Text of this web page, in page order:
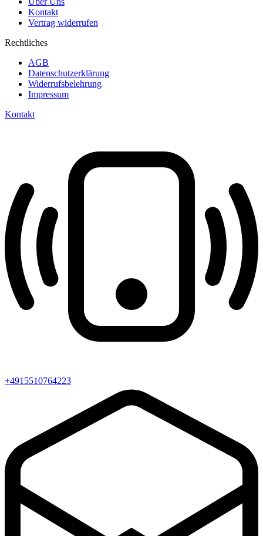
Kontakt
Vertrag widerrufen
Rechtliches
AGB
Datenschutzerklärung
Widerrufsbelehrung
Impressum
Kontakt
+4915510764223